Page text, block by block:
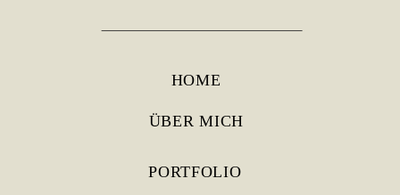
HOME
ÜBER MICH
PORTFOLIO